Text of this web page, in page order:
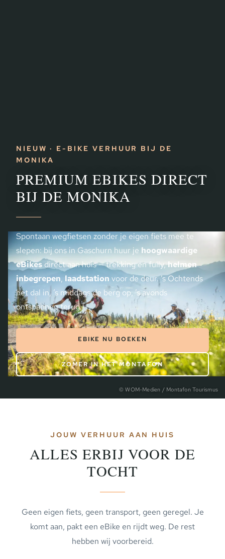
© WOM-Medien / Montafon Tourismus
NIEUW · E-BIKE VERHUUR BIJ DE
MONIKA
PREMIUM EBIKES DIRECT
BIJ DE MONIKA
Spontaan wegfietsen zonder je eigen fiets mee te
slepen: bij ons in Gaschurn huur je hoogwaardige
eBikes direct aan huis — trekking en fully,helmen
inbegrepen, laadstation voor de deur. ’s Ochtends
het dal in, ’s middags de berg op, ’s avonds
ontspannen terug.
EBIKE NU BOEKEN
ZOMER IN HET MONTAFON
JOUW VERHUUR AAN HUIS
ALLES ERBIJ VOOR DE
TOCHT
Geen eigen fiets, geen transport, geen geregel. Je
komt aan, pakt een eBike en rijdt weg. De rest
hebben wij voorbereid.